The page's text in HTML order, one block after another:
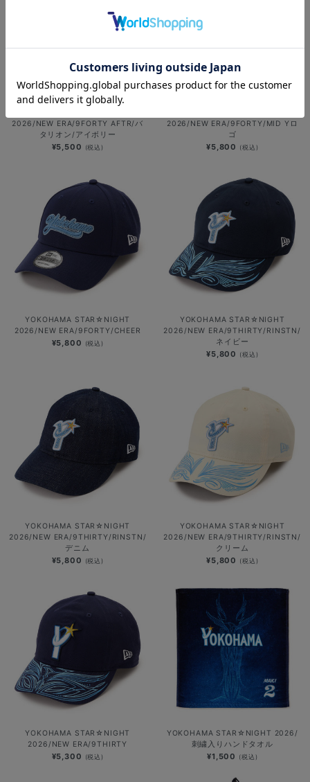
2026/NEW ERA/9FORTY AFTR/バ
タリオン/アイボリー
¥5,500 (税込)
2026/NEW ERA/9FORTY/MID Yロ
ゴ
¥5,800 (税込)
YOKOHAMA STAR☆NIGHT
2026/NEW ERA/9FORTY/CHEER
¥5,800 (税込)
YOKOHAMA STAR☆NIGHT
2026/NEW ERA/9THIRTY/RINSTN/
ネイビー
¥5,800 (税込)
YOKOHAMA STAR☆NIGHT
2026/NEW ERA/9THIRTY/RINSTN/
デニム
¥5,800 (税込)
YOKOHAMA STAR☆NIGHT
2026/NEW ERA/9THIRTY/RINSTN/
クリーム
¥5,800 (税込)
YOKOHAMA STAR☆NIGHT
2026/NEW ERA/9THIRTY
¥5,300 (税込)
YOKOHAMA STAR☆NIGHT 2026/
刺繍入りハンドタオル
¥1,500 (税込)